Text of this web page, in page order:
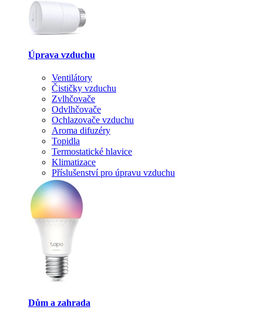
Úprava vzduchu
Ventilátory
Čističky vzduchu
Zvlhčovače
Odvlhčovače
Ochlazovače vzduchu
Aroma difuzéry
Topidla
Termostatické hlavice
Klimatizace
Příslušenství pro úpravu vzduchu
Dům a zahrada